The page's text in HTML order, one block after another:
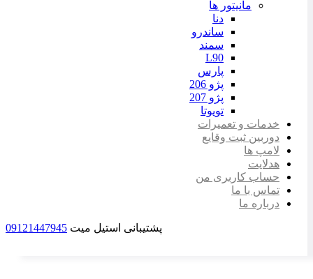
مانیتور ها
دنا
ساندرو
سمند
L90
پارس
پژو 206
پژو 207
تویوتا
خدمات و تعمیرات
دوربین ثبت وقایع
لامپ ها
هدلایت
حساب کاربری من
تماس با ما
درباره ما
پشتیبانی استیل میت 09121447945